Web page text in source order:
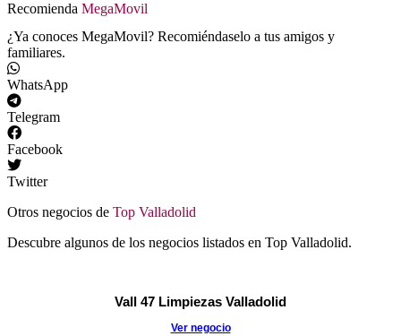
Recomienda MegaMovil
¿Ya conoces MegaMovil? Recomiéndaselo a tus amigos y
familiares.
WhatsApp
Telegram
Facebook
Twitter
Otros negocios de Top Valladolid
Descubre algunos de los negocios listados en Top Valladolid.
Vall 47 Limpiezas Valladolid
Ver negocio